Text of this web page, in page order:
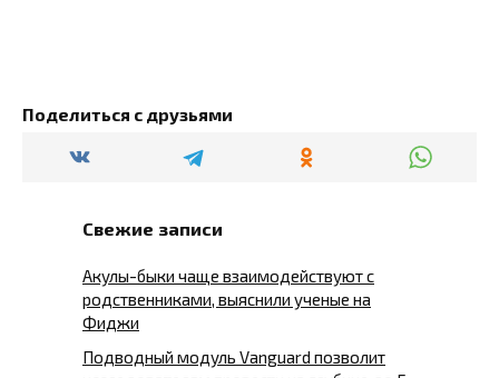
Поделиться с друзьями
Свежие записи
Акулы-быки чаще взаимодействуют с
родственниками, выяснили ученые на
Фиджи
Подводный модуль Vanguard позволит